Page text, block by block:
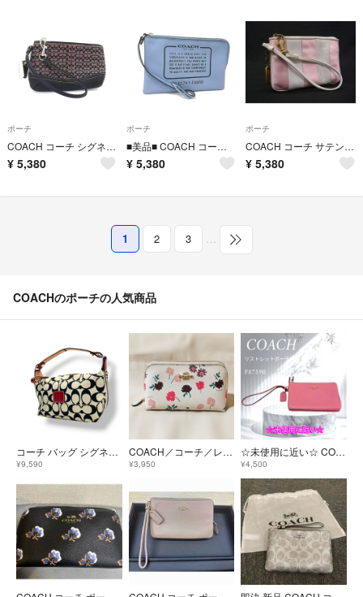
ポーチ
COACH コーチ シグネチャー キャンバス×レザー ポーチ マルチケース 小物入れ レディース ブラック系 DP5097
¥ 5,380
ポーチ
■美品■ COACH コーチ レザー ポーチ マルチケース 小物入れ レディース メンズ ライトブルー系 DP5096
¥ 5,380
ポーチ
COACH コーチ サテン×レザー ストライプ ポーチ マルチケース レディース アイボリー系×ピンク系 DP5082
¥ 5,380
1 2 3 …
COACHのポーチの人気商品
コーチ バッグ シグネチャー ナイロン アクセサリーポーチ ハンドバッグ 手提げ ミニバッグ キャンバス レザー アイボリー ローズレッド 赤系 シルバー金具 エレガント クラシック スタイリッシュ カジュアル レディース 定番 人気 鞄 S31
¥9,590
COACH／コーチ／レザーポーチ／花柄
¥3,950
☆未使用に近い☆ COACH リストレットポーチ F87590
¥4,500